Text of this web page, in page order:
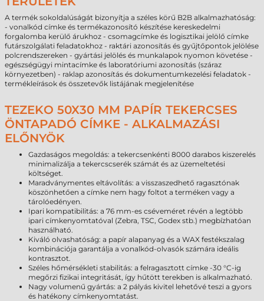
A termék sokoldalúságát bizonyítja a széles körű B2B alkalmazhatóság:
- vonalkód címke és termékazonosító készítése kereskedelmi
forgalomba kerülő árukhoz - csomagcímke és logisztikai jelölő címke
futárszolgálati feladatokhoz - raktári azonosítás és gyűjtőpontok jelölése
polcrendszereken - gyártási jelölés és munkalapok nyomon követése -
egészségügyi mintacímke és laboratóriumi azonosítás (száraz
környezetben) - raklap azonosítás és dokumentumkezelési feladatok -
termékleírások és összetevők listájának megjelenítése
TEZEKO 50X30 MM PAPÍR TEKERCSES
ÖNTAPADÓ CÍMKE - ALKALMAZÁSI
ELŐNYÖK
Gazdaságos megoldás: a tekercsenkénti 8000 darabos kiszerelés
minimalizálja a tekercscserék számát és az üzemeltetési
költséget.
Maradványmentes eltávolítás: a visszaszedhető ragasztónak
köszönhetően a címke nem hagy foltot a terméken vagy a
tárolóedényen.
Ipari kompatibilitás: a 76 mm-es cséveméret révén a legtöbb
ipari címkenyomtatóval (Zebra, TSC, Godex stb.) megbízhatóan
használható.
Kiváló olvashatóság: a papír alapanyag és a WAX festékszalag
kombinációja garantálja a vonalkód-olvasók számára ideális
kontrasztot.
Széles hőmérsékleti stabilitás: a felragasztott címke -30 °C-ig
megőrzi fizikai integritását, így hűtött terekben is alkalmazható.
Nagy volumenű gyártás: a 2 pályás kivitel lehetővé teszi a gyors
és hatékony címkenyomtatást.